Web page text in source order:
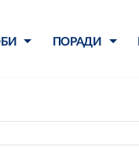
ПОРАДИ